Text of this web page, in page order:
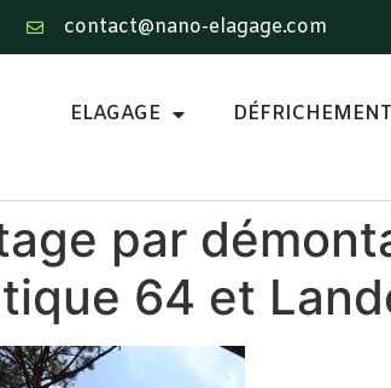
contact@nano-elagage.com
ELAGAGE DÉFRICHEMENT
par
64 et